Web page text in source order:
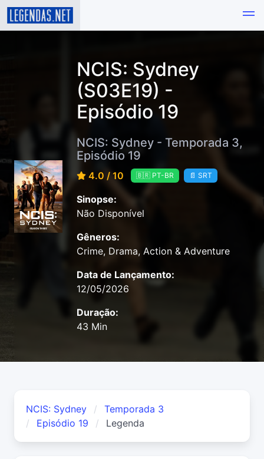
NCIS: Sydney
(S03E19) -
Episódio 19
NCIS: Sydney - Temporada 3,
Episódio 19
4.0 / 10 🇧🇷 PT-BR 📄 SRT
Sinopse:
Não Disponível
Gêneros:
Crime, Drama, Action & Adventure
Data de Lançamento:
12/05/2026
Duração:
43 Min
NCIS: Sydney
Temporada 3
Episódio 19
Legenda